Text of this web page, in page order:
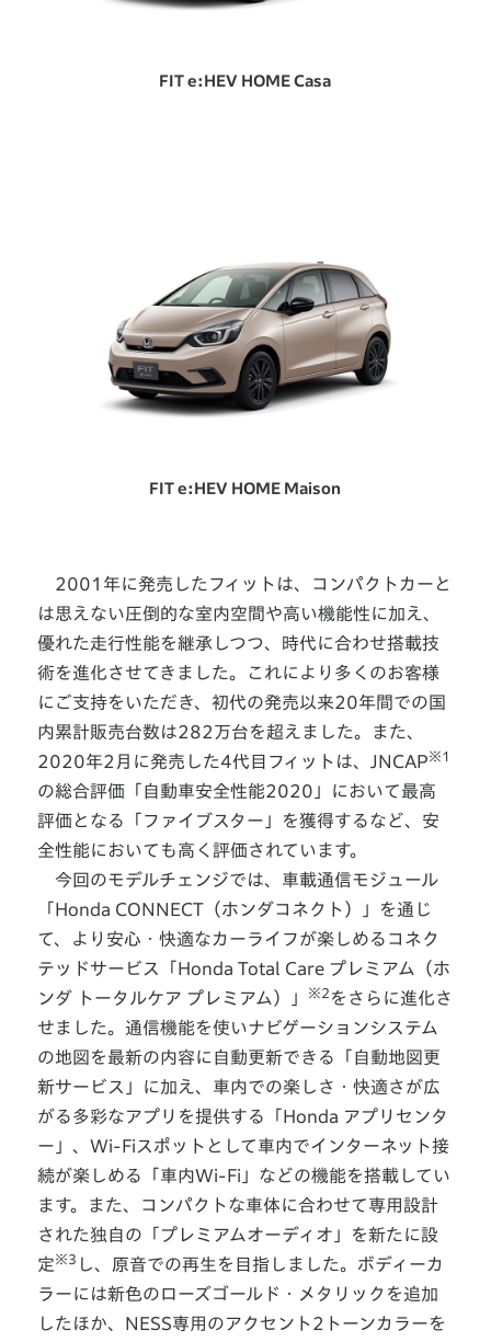
FIT e:HEV HOME Casa
FIT e:HEV HOME Maison
2001年に発売したフィットは、コンパクトカーと
は思えない圧倒的な室内空間や高い機能性に加え、
優れた走行性能を継承しつつ、時代に合わせ搭載技
術を進化させてきました。これにより多くのお客様
にご支持をいただき、初代の発売以来20年間での国
内累計販売台数は282万台を超えました。また、
2020年2月に発売した4代目フィットは、JNCAP※1
の総合評価「自動車安全性能2020」において最高
評価となる「ファイブスター」を獲得するなど、安
全性能においても高く評価されています。
今回のモデルチェンジでは、車載通信モジュール
「Honda CONNECT（ホンダコネクト）」を通じ
て、より安心・快適なカーライフが楽しめるコネク
テッドサービス「Honda Total Care プレミアム（ホ
ンダ トータルケア プレミアム）」
※2 をさらに進化さ
せました。通信機能を使いナビゲーションシステム
の地図を最新の内容に自動更新できる「自動地図更
新サービス」に加え、車内での楽しさ・快適さが広
がる多彩なアプリを提供する「Honda アプリセンタ
ー」、Wi-Fiスポットとして車内でインターネット接
続が楽しめる「車内Wi-Fi」などの機能を搭載してい
ます。また、コンパクトな車体に合わせて専用設計
された独自の「プレミアムオーディオ」を新たに設
定※3 し、原音での再生を目指しました。ボディーカ
ラーには新色のローズゴールド・メタリックを追加
したほか、NESS専用のアクセント2トーンカラーを